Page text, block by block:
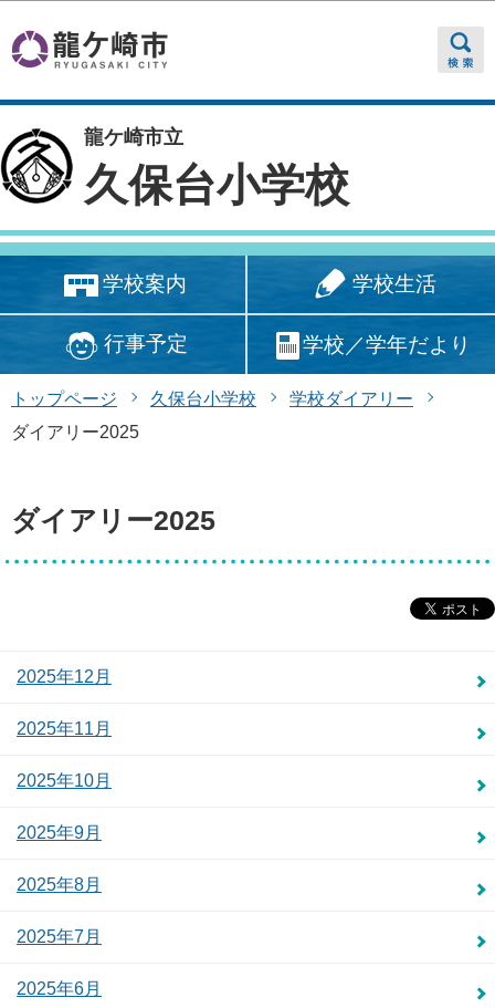
龍ケ崎市立
久保台小学校
学校案内 学校生活
行事予定 学校／学年だより
トップページ 久保台小学校
学校ダイアリー
ダイアリー2025
ダイアリー2025
2025年12月
2025年11月
2025年10月
2025年9月
2025年8月
2025年7月
2025年6月